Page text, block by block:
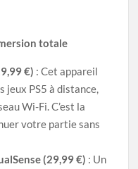
totale
€) : Cet appareil
jeux PS5 à distance,
Wi-Fi. C’est la
votre partie sans
(29,99 €) : Un